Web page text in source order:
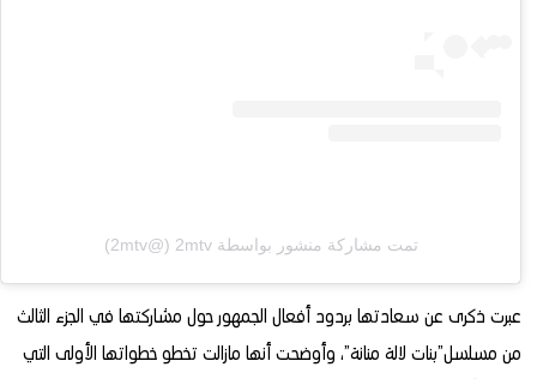
تمت مشاركة منشور بواسطة ‏‎2mtv‎‏ (@‏‎2mtv‎‏)
عبرت ذكرى عن سعادتها بردود أفعال الجمهور حول مشاركتها في الجزء الثالث
من مسلسل”بنات لالة منانة”، وأوضحت أنها مازالت تخطو خطواتها الأولى التي